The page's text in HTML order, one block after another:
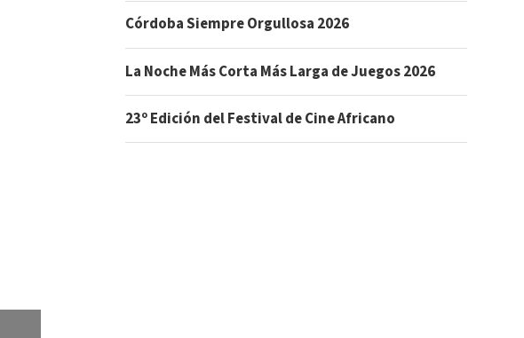
Córdoba Siempre Orgullosa 2026
La Noche Más Corta Más Larga de Juegos 2026
23º Edición del Festival de Cine Africano